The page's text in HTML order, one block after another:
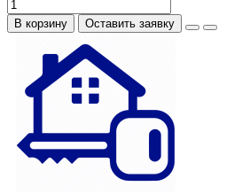
В корзину Оставить заявку